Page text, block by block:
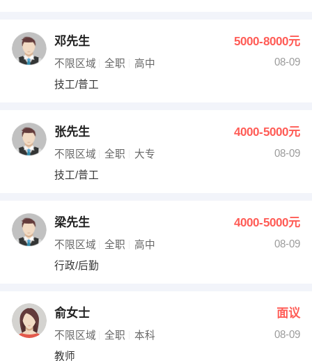
邓先生 5000-8000元
不限区域 全职 高中
08-09
技工/普工
张先生 4000-5000元
不限区域 全职 大专
08-09
技工/普工
梁先生 4000-5000元
不限区域 全职 高中
08-09
行政/后勤
俞女士 面议
不限区域 全职 本科
08-09
教师